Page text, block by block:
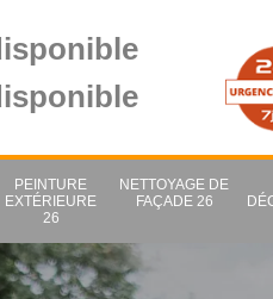
PEINTURE
EXTÉRIEURE
26
NETTOYAGE DE
FAÇADE 26